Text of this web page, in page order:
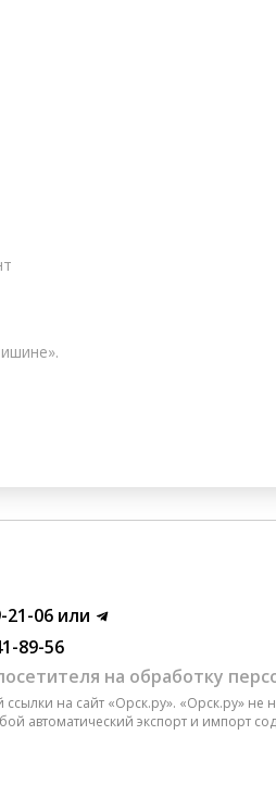
21-06 или
89-56
на обработку
на сайт «Орск.ру». «Орск.ру»
автоматический экспорт и импорт